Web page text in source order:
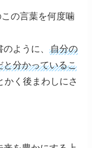
の言葉を何度噛
のように、自分の
と分かっているこ
かく後まわしにさ